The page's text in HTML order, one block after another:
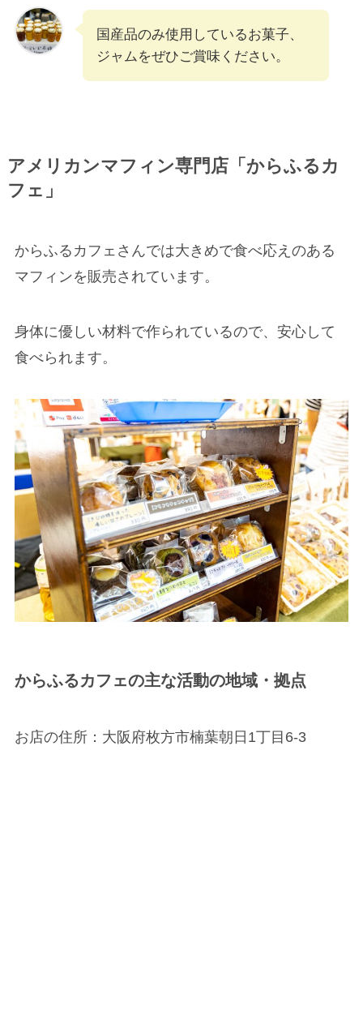
国産品のみ使用しているお菓子、
ジャムをぜひご賞味ください。
アメリカンマフィン専門店「からふるカ
フェ」
からふるカフェさんでは大きめで食べ応えのある
マフィンを販売されています。
身体に優しい材料で作られているので、安心して
食べられます。
からふるカフェの主な活動の地域・拠点
お店の住所：大阪府枚方市楠葉朝日1丁目6-3